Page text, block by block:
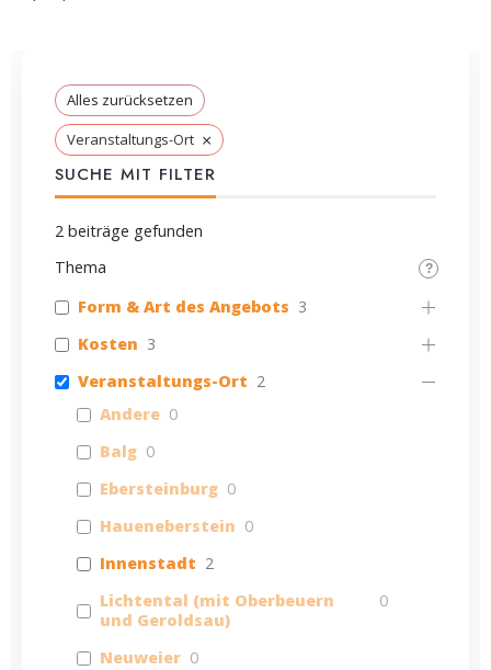
Alles zurücksetzen
Veranstaltungs-Ort ×
SUCHE MIT FILTER
2 beiträge gefunden
Thema
Form & Art des Angebots 3
Kosten 3
Veranstaltungs-Ort 2
Andere 0
Balg 0
Ebersteinburg 0
Haueneberstein 0
Innenstadt 2
Lichtental (mit Oberbeuern
und Geroldsau)
0
Neuweier 0